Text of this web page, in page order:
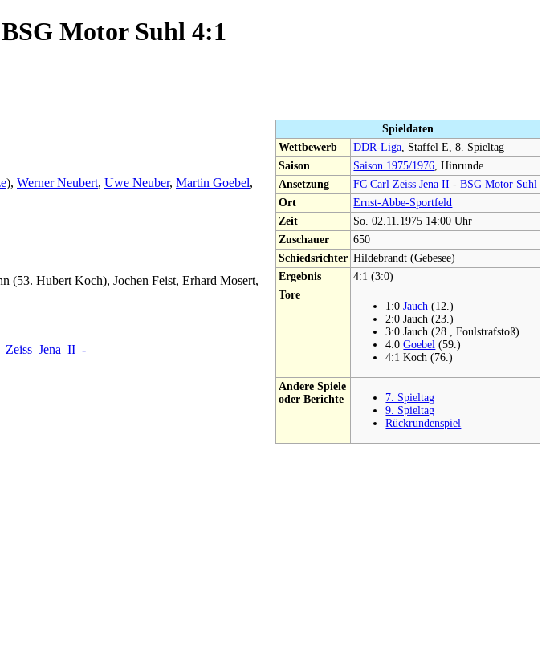
Motor Suhl 4:1
Spieldaten
Wettbewerb
DDR-Liga, Staffel E, 8. Spieltag
Saison
Saison 1975/1976, Hinrunde
Ansetzung
FC Carl Zeiss Jena II -BSG Motor Suhl
Ort
Ernst-Abbe-Sportfeld
Zeit
So. 02.11.1975 14:00 Uhr
Zuschauer
650
Schiedsrichter Hildebrandt (Gebesee)
Ergebnis
4:1 (3:0)
Tore
1:0Jauch (12.)
2:0 Jauch (23.)
3:0 Jauch (28., Foulstrafstoß)
4:0Goebel (59.)
4:1 Koch (76.)
Andere Spiele
oder Berichte
7. Spieltag
9. Spieltag
Rückrundenspiel
), Werner Neubert, Uwe Neuber, Martin Goebel,
(53. Hubert Koch), Jochen Feist, Erhard Mosert,